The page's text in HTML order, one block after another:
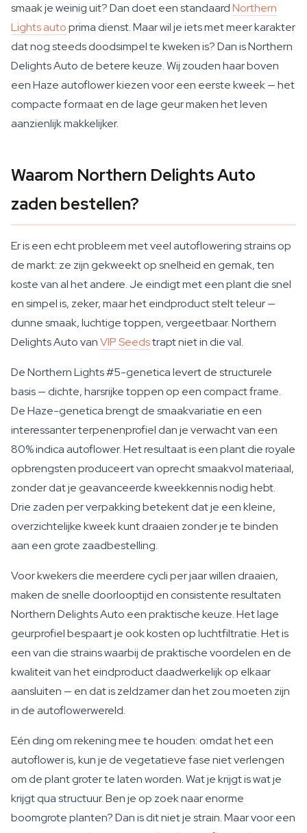
smaak je weinig uit? Dan doet een standaardNorthern
Lights autoprima dienst. Maar wil je iets met meer karakter
dat nog steeds doodsimpel te kweken is? Dan is Northern
Delights Auto de betere keuze. Wij zouden haar boven
een Haze autoflower kiezen voor een eerste kweek — het
compacte formaat en de lage geur maken het leven
aanzienlijk makkelijker.
Waarom Northern Delights Auto
zaden bestellen?
Er is een echt probleem met veel autoflowering strains op
de markt: ze zijn gekweekt op snelheid en gemak, ten
koste van al het andere. Je eindigt met een plant die snel
en simpel is, zeker, maar het eindproduct stelt teleur —
dunne smaak, luchtige toppen, vergeetbaar. Northern
Delights Auto vanVIP Seedstrapt niet in die val.
De Northern Lights #5-genetica levert de structurele
basis — dichte, harsrijke toppen op een compact frame.
De Haze-genetica brengt de smaakvariatie en een
interessanter terpenenprofiel dan je verwacht van een
80% indica autoflower. Het resultaat is een plant die royale
opbrengsten produceert van oprecht smaakvol materiaal,
zonder dat je geavanceerde kweekkennis nodig hebt.
Drie zaden per verpakking betekent dat je een kleine,
overzichtelijke kweek kunt draaien zonder je te binden
aan een grote zaadbestelling.
Voor kwekers die meerdere cycli per jaar willen draaien,
maken de snelle doorlooptijd en consistente resultaten
Northern Delights Auto een praktische keuze. Het lage
geurprofiel bespaart je ook kosten op luchtfiltratie. Het is
een van die strains waarbij de praktische voordelen en de
kwaliteit van het eindproduct daadwerkelijk op elkaar
aansluiten — en dat is zeldzamer dan het zou moeten zijn
in de autoflowerwereld.
Eén ding om rekening mee te houden: omdat het een
autoflower is, kun je de vegetatieve fase niet verlengen
om de plant groter te laten worden. Wat je krijgt is wat je
krijgt qua structuur. Ben je op zoek naar enorme
boomgrote planten? Dan is dit niet je strain. Maar voor een